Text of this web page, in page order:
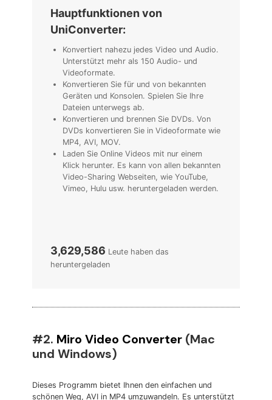
Hauptfunktionen von
UniConverter:
Konvertiert nahezu jedes Video und Audio.
Unterstützt mehr als 150 Audio- und
Videoformate.
Konvertieren Sie für und von bekannten
Geräten und Konsolen. Spielen Sie Ihre
Dateien unterwegs ab.
Konvertieren und brennen Sie DVDs. Von
DVDs konvertieren Sie in Videoformate wie
MP4, AVI, MOV.
Laden Sie Online Videos mit nur einem
Klick herunter. Es kann von allen bekannten
Video-Sharing Webseiten, wie YouTube,
Vimeo, Hulu usw. heruntergeladen werden.
3,629,586 Leute haben das
heruntergeladen
#2. Miro Video Converter (Mac
und Windows)
Dieses Programm bietet Ihnen den einfachen und
schönen Weg, AVI in MP4 umzuwandeln. Es unterstützt